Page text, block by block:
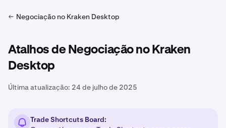
Negociação no Kraken Desktop
Atalhos de Negociação no Kraken
Desktop
Última atualização: 24 de julho de 2025
Trade Shortcuts Board: